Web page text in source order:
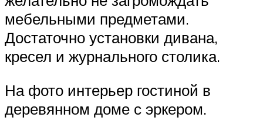
мебельными предметами.
Достаточно установки дивана,
кресел и журнального столика.
На фото интерьер гостиной в
деревянном доме с эркером.